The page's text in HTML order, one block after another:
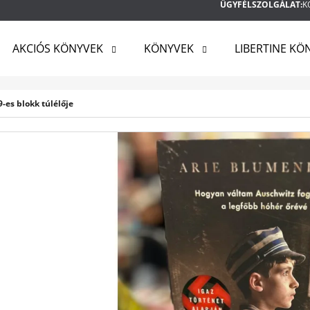
ÜGYFÉLSZOLGÁLAT:
AKCIÓS KÖNYVEK KÖNYVEK LIBERTINE
es blokk túlélője
KERESÉS
AJÁNLJUK